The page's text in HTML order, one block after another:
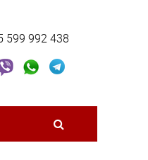
599 992 438